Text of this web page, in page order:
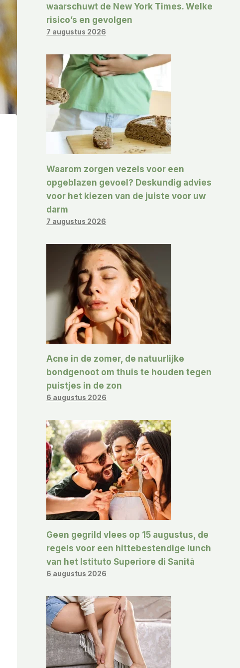
waarschuwt de New York Times. Welke
risico’s en gevolgen
7 augustus 2026
Waarom zorgen vezels voor een
opgeblazen gevoel? Deskundig advies
voor het kiezen van de juiste voor uw
darm
7 augustus 2026
Acne in de zomer, de natuurlijke
bondgenoot om thuis te houden tegen
puistjes in de zon
6 augustus 2026
Geen gegrild vlees op 15 augustus, de
regels voor een hittebestendige lunch
van het Istituto Superiore di Sanità
6 augustus 2026